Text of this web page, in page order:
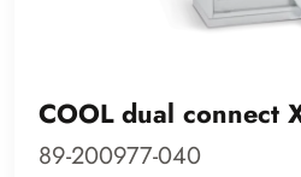
UTS pro M-5
29-060959-003